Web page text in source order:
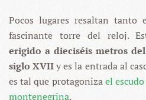
Pocos lugares resaltan tanto
fascinante torre del reloj.
erigido a dieciséis metros
siglo XVIIy es la entrada al
es tal que protagonizael
montenegrina.